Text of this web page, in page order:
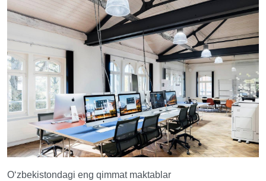
O‘zbekistondagi eng qimmat maktablar